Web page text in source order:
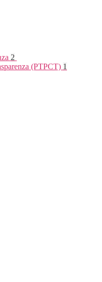
2
(PTPCT) 1